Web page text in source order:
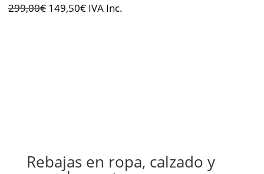
299,00€ El
149,50€ElIVA Inc.
Rebajas en ropa, calzado y